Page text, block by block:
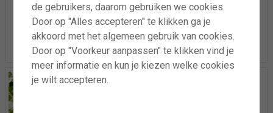
Mazus radicans Mazus radicans
de gebruikers, daarom gebruiken we cookies.
Door op "Alles accepteren" te klikken ga je
akkoord met het algemeen gebruik van cookies.
Door op "Voorkeur aanpassen" te klikken vind je
meer informatie en kun je kiezen welke cookies
je wilt accepteren.